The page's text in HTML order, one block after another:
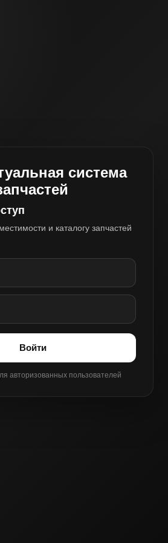
система
и каталогу запчастей
Войти
авторизованных пользователей